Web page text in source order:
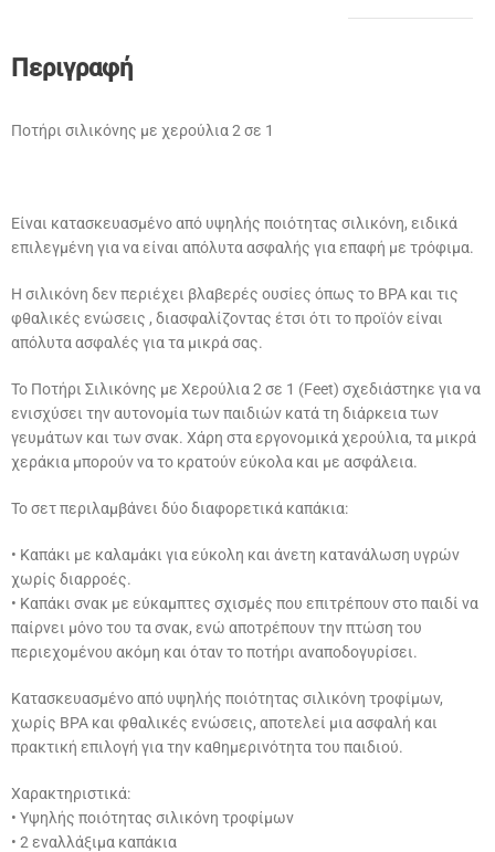
Περιγραφή
Ποτήρι σιλικόνης με χερούλια 2 σε 1
Είναι κατασκευασμένο από υψηλής ποιότητας σιλικόνη, ειδικά
επιλεγμένη για να είναι απόλυτα ασφαλής για επαφή με τρόφιμα.
Η σιλικόνη δεν περιέχει βλαβερές ουσίες όπως το BPA και τις
φθαλικές ενώσεις , διασφαλίζοντας έτσι ότι το προϊόν είναι
απόλυτα ασφαλές για τα μικρά σας.
Το Ποτήρι Σιλικόνης με Χερούλια 2 σε 1 (Feet) σχεδιάστηκε για να
ενισχύσει την αυτονομία των παιδιών κατά τη διάρκεια των
γευμάτων και των σνακ. Χάρη στα εργονομικά χερούλια, τα μικρά
χεράκια μπορούν να το κρατούν εύκολα και με ασφάλεια.
Το σετ περιλαμβάνει δύο διαφορετικά καπάκια:
• Καπάκι με καλαμάκι για εύκολη και άνετη κατανάλωση υγρών
χωρίς διαρροές.
• Καπάκι σνακ με εύκαμπτες σχισμές που επιτρέπουν στο παιδί να
παίρνει μόνο του τα σνακ, ενώ αποτρέπουν την πτώση του
περιεχομένου ακόμη και όταν το ποτήρι αναποδογυρίσει.
Κατασκευασμένο από υψηλής ποιότητας σιλικόνη τροφίμων,
χωρίς BPA και φθαλικές ενώσεις, αποτελεί μια ασφαλή και
πρακτική επιλογή για την καθημερινότητα του παιδιού.
Χαρακτηριστικά:
• Υψηλής ποιότητας σιλικόνη τροφίμων
• 2 εναλλάξιμα καπάκια